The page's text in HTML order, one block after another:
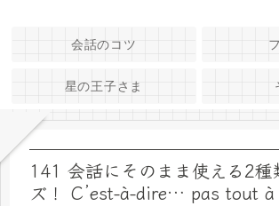
会話のコツ
星の王子さま
141 会話にそのまま使える2種
ズ！ C’est-à-dire… pas tout